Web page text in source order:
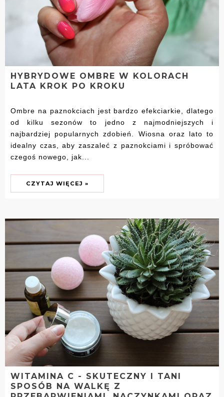
HYBRYDOWE OMBRE W KOLORACH
LATA KROK PO KROKU
Ombre na paznokciach jest bardzo efekciarkie, dlatego
od kilku sezonów to jedno z najmodniejszych i
najbardziej popularnych zdobień. Wiosna oraz lato to
idealny czas, aby zaszaleć z paznokciami i spróbować
czegoś nowego, jak...
CZYTAJ WIĘCEJ »
WITAMINA C - SKUTECZNY I TANI
SPOSÓB NA WALKĘ Z